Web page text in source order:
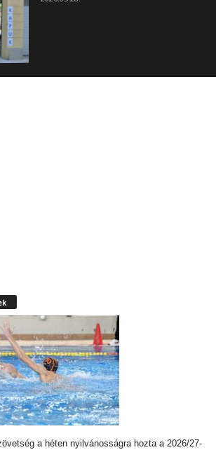
a héten nyilvánosságra hozta a 2026/27-